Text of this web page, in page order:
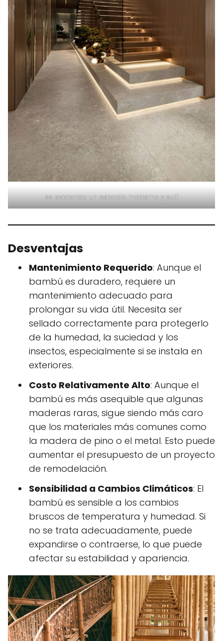
se evidencia un espacio moderno y sutil
Desventajas
Mantenimiento Requerido: Aunque el
bambú es duradero, requiere un
mantenimiento adecuado para
prolongar su vida útil. Necesita ser
sellado correctamente para protegerlo
de la humedad, la suciedad y los
insectos, especialmente si se instala en
exteriores.
Costo Relativamente Alto: Aunque el
bambú es más asequible que algunas
maderas raras, sigue siendo más caro
que los materiales más comunes como
la madera de pino o el metal. Esto puede
aumentar el presupuesto de un proyecto
de remodelación.
Sensibilidad a Cambios Climáticos: El
bambú es sensible a los cambios
bruscos de temperatura y humedad. Si
no se trata adecuadamente, puede
expandirse o contraerse, lo que puede
afectar su estabilidad y apariencia.